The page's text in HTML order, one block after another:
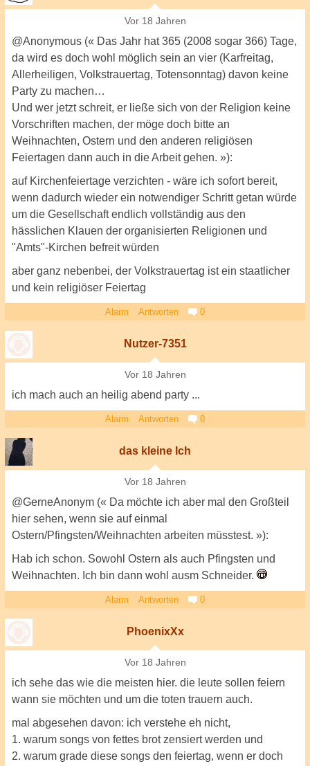
Vor 18 Jahren
@Anonymous (« Das Jahr hat 365 (2008 sogar 366) Tage,
da wird es doch wohl möglich sein an vier (Karfreitag,
Allerheiligen, Volkstrauertag, Totensonntag) davon keine
Party zu machen…
Und wer jetzt schreit, er ließe sich von der Religion keine
Vorschriften machen, der möge doch bitte an
Weihnachten, Ostern und den anderen religiösen
Feiertagen dann auch in die Arbeit gehen. »):
auf Kirchenfeiertage verzichten - wäre ich sofort bereit,
wenn dadurch wieder ein notwendiger Schritt getan würde
um die Gesellschaft endlich vollständig aus den
hässlichen Klauen der organisierten Religionen und
"Amts"-Kirchen befreit würden
aber ganz nebenbei, der Volkstrauertag ist ein staatlicher
und kein religiöser Feiertag
Alarm Antworten 0
Nutzer-7351
Vor 18 Jahren
ich mach auch an heilig abend party ...
Alarm Antworten 0
das kleine Ich
Vor 18 Jahren
@GerneAnonym (« Da möchte ich aber mal den Großteil
hier sehen, wenn sie auf einmal
Ostern/Pfingsten/Weihnachten arbeiten müsstest. »):
Hab ich schon. Sowohl Ostern als auch Pfingsten und
Weihnachten. Ich bin dann wohl ausm Schneider.
Alarm Antworten 0
PhoenixXx
Vor 18 Jahren
ich sehe das wie die meisten hier. die leute sollen feiern
wann sie möchten und um die toten trauern auch.
mal abgesehen davon: ich verstehe eh nicht,
1. warum songs von fettes brot zensiert werden und
2. warum grade diese songs den feiertag, wenn er doch